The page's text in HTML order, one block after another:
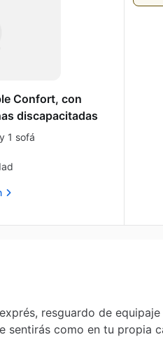
Confort, con
discapacitadas
1 sofá
resguardo de
sentirás como en tu propia